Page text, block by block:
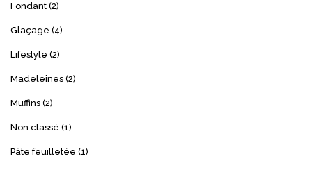
Fondant (2)
Glaçage (4)
Lifestyle (2)
Madeleines (2)
Muffins (2)
Non classé (1)
Pâte feuilletée (1)